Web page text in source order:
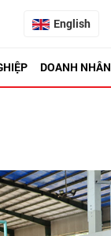
English
DOANH NHÂN